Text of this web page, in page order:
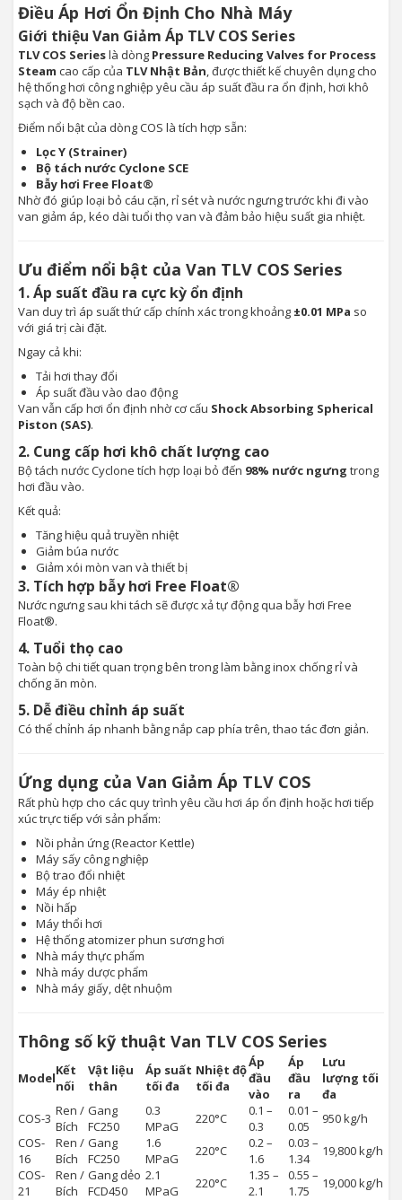
Điều Áp Hơi Ổn Định Cho Nhà Máy
Giới thiệu Van Giảm Áp TLV COS Series
TLV COS Serieslà dòng Pressure Reducing Valves for Process
Steam cao cấp của TLV Nhật Bản, được thiết kế chuyên dụng cho
hệ thống hơi công nghiệp yêu cầu áp suất đầu ra ổn định, hơi khô
sạch và độ bền cao.
Điểm nổi bật của dòng COS là tích hợp sẵn:
Lọc Y (Strainer)
Bộ tách nước Cyclone SCE
Bẫy hơi Free Float®
Nhờ đó giúp loại bỏ cáu cặn, rỉ sét và nước ngưng trước khi đi vào
van giảm áp, kéo dài tuổi thọ van và đảm bảo hiệu suất gia nhiệt.
Ưu điểm nổi bật của Van TLV COS Series
1. Áp suất đầu ra cực kỳ ổn định
Van duy trì áp suất thứ cấp chính xác trong khoảng ±0.01 MPa so
với giá trị cài đặt.
Ngay cả khi:
Tải hơi thay đổi
Áp suất đầu vào dao động
Van vẫn cấp hơi ổn định nhờ cơ cấu Shock Absorbing Spherical
Piston (SAS).
2. Cung cấp hơi khô chất lượng cao
Bộ tách nước Cyclone tích hợp loại bỏ đến 98% nước ngưng trong
hơi đầu vào.
Kết quả:
Tăng hiệu quả truyền nhiệt
Giảm búa nước
Giảm xói mòn van và thiết bị
3. Tích hợp bẫy hơi Free Float®
Nước ngưng sau khi tách sẽ được xả tự động qua bẫy hơi Free
Float®.
4. Tuổi thọ cao
Toàn bộ chi tiết quan trọng bên trong làm bằng inox chống rỉ và
chống ăn mòn.
5. Dễ điều chỉnh áp suất
Có thể chỉnh áp nhanh bằng nắp cap phía trên, thao tác đơn giản.
Ứng dụng của Van Giảm Áp TLV COS
Rất phù hợp cho các quy trình yêu cầu hơi áp ổn định hoặc hơi tiếp
xúc trực tiếp với sản phẩm:
Nồi phản ứng (Reactor Kettle)
Máy sấy công nghiệp
Bộ trao đổi nhiệt
Máy ép nhiệt
Nồi hấp
Máy thổi hơi
Hệ thống atomizer phun sương hơi
Nhà máy thực phẩm
Nhà máy dược phẩm
Nhà máy giấy, dệt nhuộm
Thông số kỹ thuật Van TLV COS Series
ModelKết
nối
Vật liệu
thân
Áp suất
tối đa
Nhiệt độ
tối đa
Áp
đầu
vào
Áp
đầu
ra
Lưu
lượng tối
đa
COS-3 Ren /
Bích
Gang
FC250
0.3
MPaG
220°C
0.1 –
0.3
0.01 –
0.05
950 kg/h
COS-
16
Ren /
Bích
Gang
FC250
1.6
MPaG
220°C
0.2 –
1.6
0.03 –
1.34
19,800 kg/h
COS-
21
Ren /
Bích
Gang dẻo
FCD450
2.1
MPaG
220°C
1.35 –
2.1
0.55 –
1.75
19,000 kg/h